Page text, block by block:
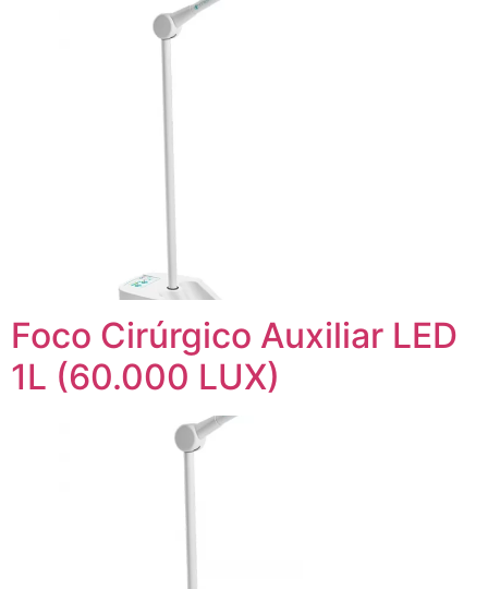
Foco Cirúrgico Auxiliar LED
1L (60.000 LUX)